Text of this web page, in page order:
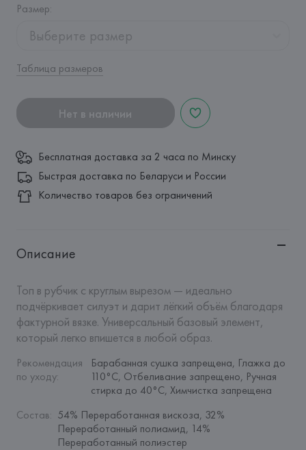
Размер:
Выберите размер
Таблица размеров
Нет в наличии
Бесплатная доставка за 2 часа по Минску
Быстрая доставка по Беларуси и России
Количество товаров без ограничений
Описание
Топ в рубчик с круглым вырезом — идеально
подчёркивает силуэт и дарит лёгкий объём благодаря
фактурной вязке. Универсальный базовый элемент,
который легко впишется в любой образ.
Рекомендация
по уходу:
Барабанная сушка запрещена, Глажка до
110°C, Отбеливание запрещено, Ручная
стирка до 40°C, Химчистка запрещена
Состав: 54% Переработанная вискоза, 32%
Переработанный полиамид, 14%
Переработанный полиэстер